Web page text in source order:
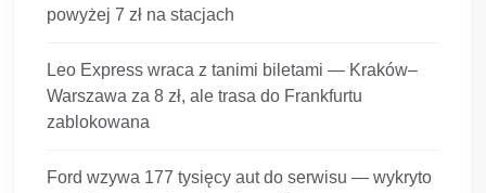
powyżej 7 zł na stacjach
Leo Express wraca z tanimi biletami — Kraków–
Warszawa za 8 zł, ale trasa do Frankfurtu
zablokowana
Ford wzywa 177 tysięcy aut do serwisu — wykryto